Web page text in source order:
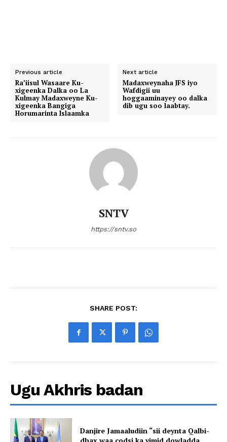
Previous article
Ra’iisul Wasaare Ku-
xigeenka Dalka oo La
Kulmay Madaxweyne Ku-
xigeenka Bangiga
Horumarinta Islaamka
Next article
Madaxweynaha JFS iyo
Wafdigii uu
hoggaaminayey oo dalka
dib ugu soo laabtay.
SNTV
https://sntv.so
SHARE POST:
Ugu Akhris badan
Danjire Jamaaludiin “sii deynta Qalbi-
dhax waa codsi ka yimid dowladda